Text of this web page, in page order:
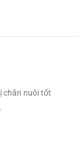
chăn nuôi tốt